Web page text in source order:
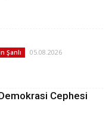
Şanlı 05.08.2026
Cephesi